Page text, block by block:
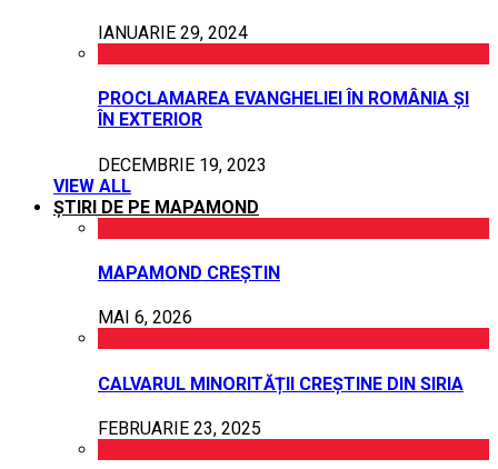
IANUARIE 29, 2024
PROCLAMAREA EVANGHELIEI ÎN ROMÂNIA ȘI
ÎN EXTERIOR
DECEMBRIE 19, 2023
VIEW ALL
ȘTIRI DE PE MAPAMOND
MAPAMOND CREȘTIN
MAI 6, 2026
CALVARUL MINORITĂȚII CREȘTINE DIN SIRIA
FEBRUARIE 23, 2025